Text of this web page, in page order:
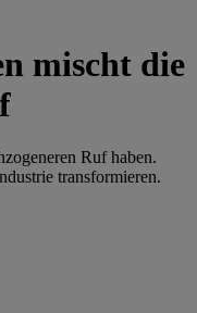
mischt die
Ruf haben.
transformieren.